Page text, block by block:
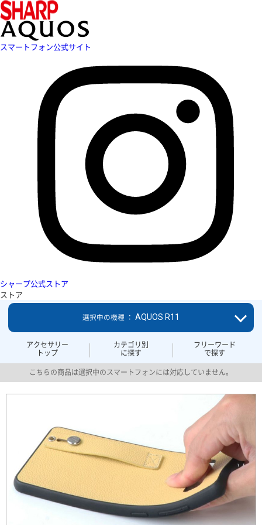
スマートフォン公式サイト
シャープ公式ストア
ストア
アクセサリー
トップ
カテゴリ別
に探す
フリーワード
で探す
選択中の機種 ： AQUOS R11
こちらの商品は選択中のスマートフォンには対応していません。